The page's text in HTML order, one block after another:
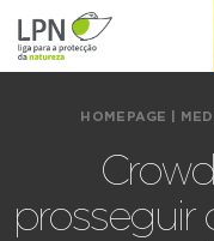
HOMEPAGE
prosseguir